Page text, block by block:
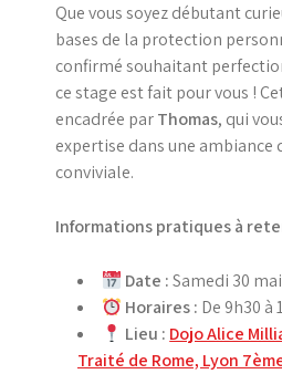
Que vous soyez débutant
bases de la protection
confirmé souhaitant
ce stage est fait pour vous !
encadrée parThomas, qui
expertise dans une ambiance
conviviale.
Informations pratiques à
Date :Samedi 30 mai
Horaires : De 9h30 à
Lieu : Dojo Alice
Traité de Rome, Lyon